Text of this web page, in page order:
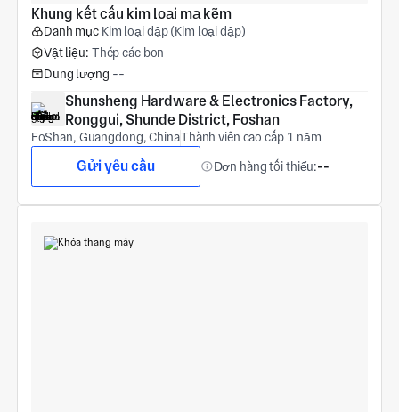
Khung kết cấu kim loại mạ kẽm
Danh mục Kim loại dập (Kim loại dập)
Vật liệu: Thép các bon
Dung lượng --
Shunsheng Hardware & Electronics Factory,
Ronggui, Shunde District, Foshan
FoShan, Guangdong, ChinaThành viên cao cấp 1 năm
Gửi yêu cầu Đơn hàng tối thiểu:--